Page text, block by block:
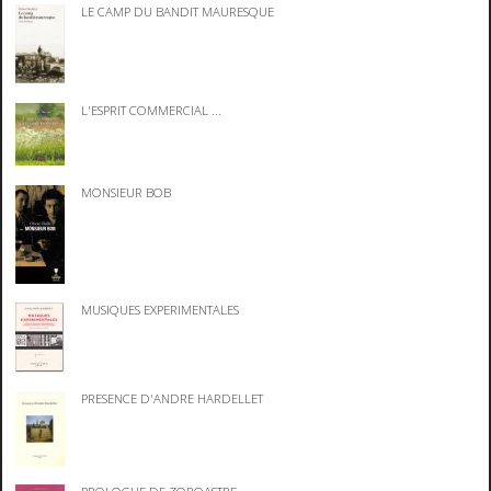
LE CAMP DU BANDIT MAURESQUE
L'ESPRIT COMMERCIAL ...
MONSIEUR BOB
MUSIQUES EXPERIMENTALES
PRESENCE D'ANDRE HARDELLET